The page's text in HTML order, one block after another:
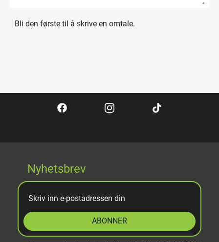
Bli den første til å skrive en omtale.
Nyhetsbrev
ABONNER